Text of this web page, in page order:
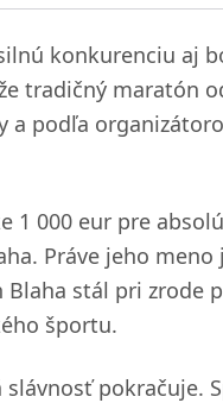
konkurenciu aj
tradičný maratón
a podľa
1 000 eur pre
Práve jeho meno
Blaha stál pri zrode
športu.
pokračuje.